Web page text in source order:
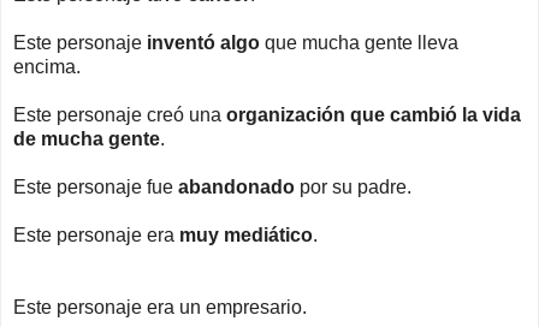
Este personaje inventó algo que mucha gente lleva
encima.
Este personaje creó una organización que cambió la vida
de mucha gente.
Este personaje fue abandonado por su padre.
Este personaje era muy mediático.
Este personaje era un empresario.